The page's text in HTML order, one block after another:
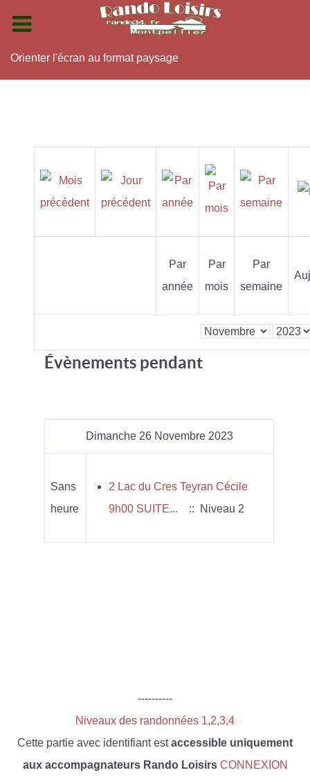
Orienter l'écran au format paysage
Par
année
Par
mois
Par
semaine
Évènements pendant
Dimanche 26 Novembre 2023
Sans
heure
2 Lac du Cres Teyran Cécile
9h00 SUITE...
:: Niveau 2
----------
Niveaux des randonnées 1,2,3,4
Cette partie avec identifiant estaccessible uniquement
aux accompagnateurs Rando Loisirs CONNEXION